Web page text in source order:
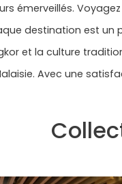
émerveillés.
destination est
et la culture
Avec une